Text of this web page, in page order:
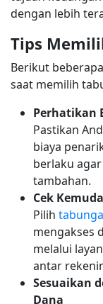
dengan lebih
Tips
Berikut
saat memilih
Perhatikan
Pastikan
biaya
berlaku
tambahan.
Cek
Pilih
mengakses
melalui
antar
Sesuaikan
Dana